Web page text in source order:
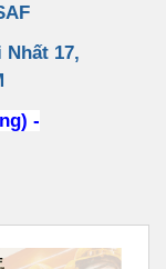
17,
-